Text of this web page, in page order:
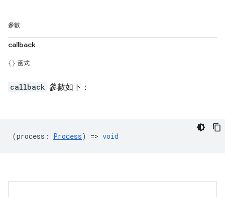
參數
callback
函式
callback 參數如下：
(process : Process) => void